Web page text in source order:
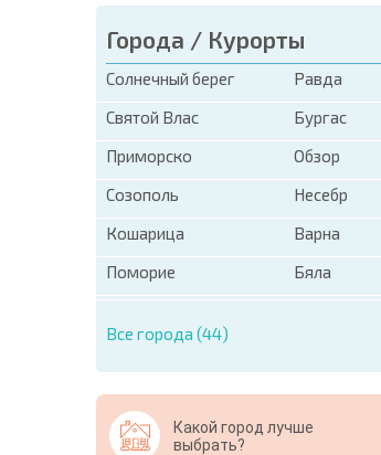
Города / Курорты
Солнечный берег
Равда
Святой Влас
Бургас
Приморско
Обзор
Созополь
Несебр
Кошарица
Варна
Поморие
Бяла
Все города (44)
Какой город лучше
выбрать?